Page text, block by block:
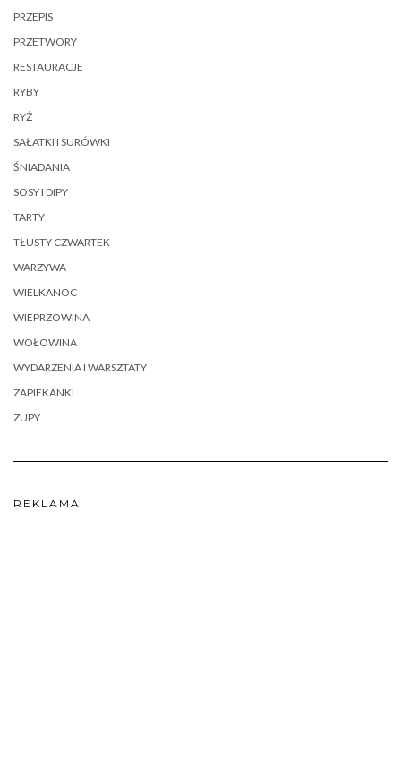
PRZEPIS
PRZETWORY
RESTAURACJE
RYBY
RYŻ
SAŁATKI I SURÓWKI
ŚNIADANIA
SOSY I DIPY
TARTY
TŁUSTY CZWARTEK
WARZYWA
WIELKANOC
WIEPRZOWINA
WOŁOWINA
WYDARZENIA I WARSZTATY
ZAPIEKANKI
ZUPY
REKLAMA